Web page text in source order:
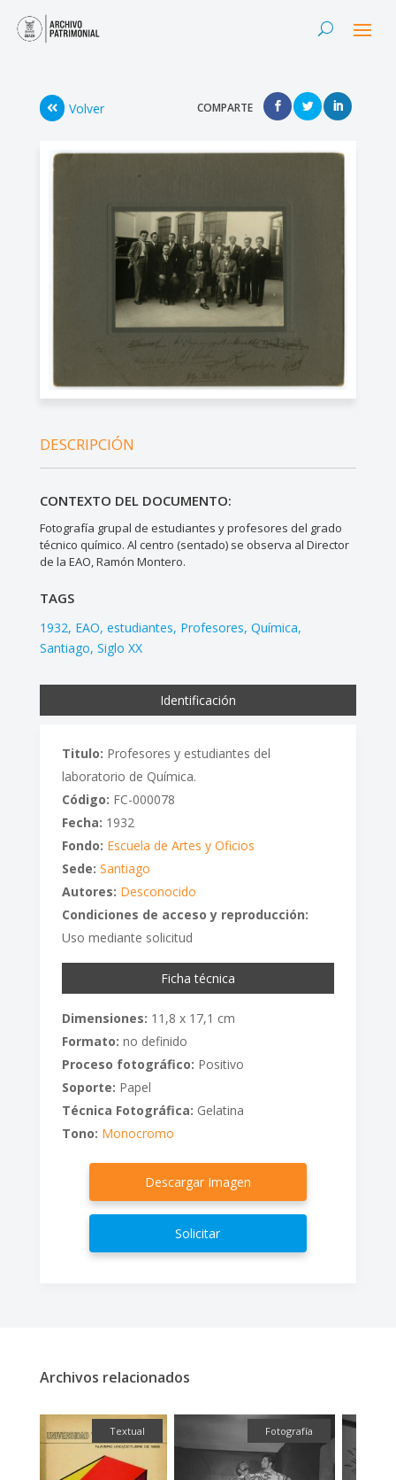
Volver COMPARTE
DESCRIPCIÓN
CONTEXTO DEL DOCUMENTO:
Fotografía grupal de estudiantes y profesores del grado
técnico químico. Al centro (sentado) se observa al Director
de la EAO, Ramón Montero.
TAGS
1932 EAO estudiantes Profesores Química
Santiago Siglo XX
Identificación
Titulo: Profesores y estudiantes del
laboratorio de Química.
Código: FC-000078
Fecha: 1932
Fondo: Escuela de Artes y Oficios
Sede: Santiago
Autores: Desconocido
Condiciones de acceso y reproducción:
Uso mediante solicitud
Ficha técnica
Dimensiones: 11,8 x 17,1 cm
Formato: no definido
Proceso fotográfico: Positivo
Soporte: Papel
Técnica Fotográfica: Gelatina
Tono: Monocromo
Descargar Imagen
Solicitar
Archivos relacionados
Textual Fotografía